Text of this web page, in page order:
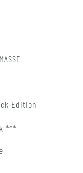
MASSE
Edition
***